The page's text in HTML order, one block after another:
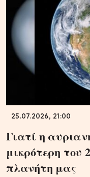
25.07.2026, 21:00
Γιατί η
μικρότερη του
πλανήτη μας